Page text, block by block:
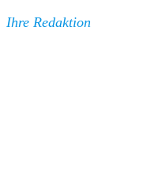
Ihre Redaktion